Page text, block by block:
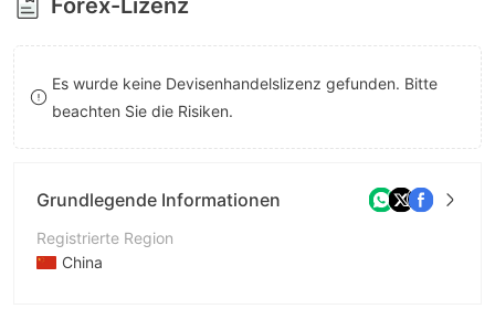
8
9
6
7
8
7
8
9
Forex-Lizenz
Es wurde keine Devisenhandelslizenz gefunden. Bitte
beachten Sie die Risiken.
Grundlegende Informationen
Registrierte Region
China